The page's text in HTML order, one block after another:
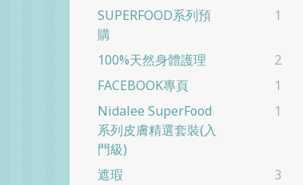
SUPERFOOD系列預
購
1
100%天然身體護理
2
FACEBOOK專頁
1
Nidalee SuperFood
系列皮膚精選套裝(入
門級)
1
遮瑕
3